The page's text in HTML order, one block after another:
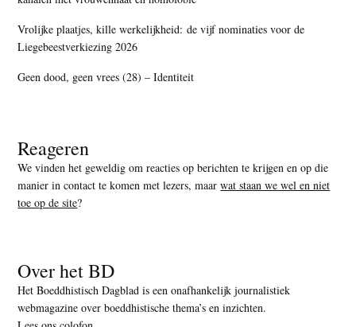
Vrolijke plaatjes, kille werkelijkheid: de vijf nominaties voor de
Liegebeestverkiezing 2026
Geen dood, geen vrees (28) – Identiteit
Reageren
We vinden het geweldig om reacties op berichten te krijgen en op die
manier in contact te komen met lezers, maarwat staan we wel en niet
toe op de site?
Over het BD
Het Boeddhistisch Dagblad is een onafhankelijk journalistiek
webmagazine over boeddhistische thema’s en inzichten.